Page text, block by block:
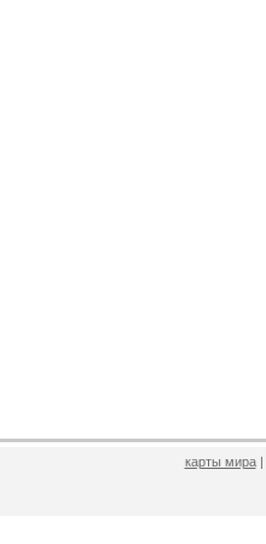
карты мира|